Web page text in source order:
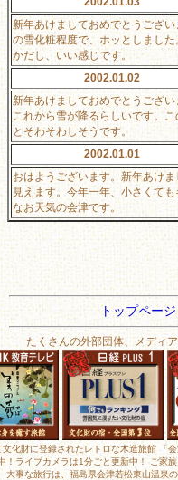
新年あけましておめでとうござ
の雪化粧程度で、ホッとしまし
かだし、いい感じです。
2002.01.02
新年あけましておめでとうござ
これから雪が降るらしいです。
とそわそわしそうです。
2002.01.01
おはようございます。新年あけ
見えます。今年一年、小さくて
なお天気の会津です。
トップペー
たくさんの外部団体、メディ
文化財に登録されたレトロな木造旅館
！ライブカメラは1分ごと更新中！ ご家
大事な旅行は、福島県会津若松東山温泉